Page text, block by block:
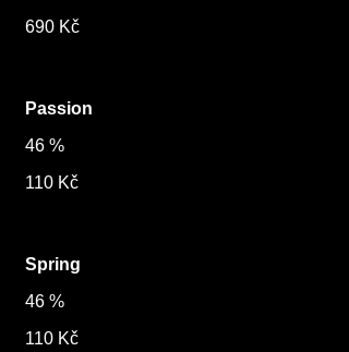
690 Kč
Passion
46 %
110 Kč
Spring
46 %
110 Kč